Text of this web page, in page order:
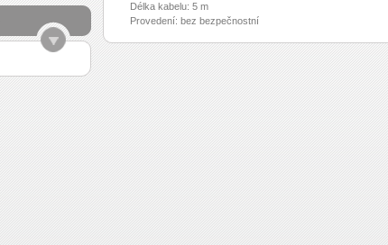
Délka kabelu: 5 m
Provedení: bez bezpečnostní